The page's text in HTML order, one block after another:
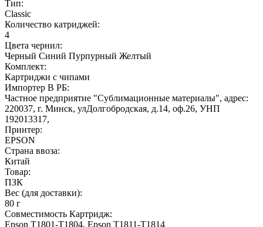
Тип:
Classic
Количество катриджей:
4
Цвета чернил:
Черный Синий Пурпурный Желтый
Комплект:
Картриджи с чипами
Импортер В РБ:
Частное предприятие "Сублимационные материалы", адрес:
220037, г. Минск, улДолгобродская, д.14, оф.26, УНП
192013317,
Принтер:
EPSON
Страна ввоза:
Китай
Товар:
ПЗК
Вес (для доставки):
80 г
Совместимость Картридж:
Epson T1801-T1804, Epson T1811-T1814